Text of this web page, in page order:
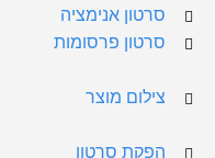
סרטון אנימציה
סרטון פרסומות
צילום מוצר
הפקת סרטון